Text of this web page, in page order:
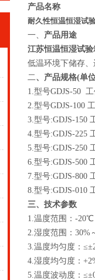
产品名称
耐久性恒温恒湿试
一、 产品用途
江苏恒温恒湿试
低温环境下储存、
二、产品规格(单
1.型号GDJS-50
2.型号GDJS-100
3.型号:GDJS-150
4.型号:GDJS-225
5.型号:GDJS-250
6.型号:GDJS-500
7.型号:GDJS-800
8.型号:GDJS-010
三、技术参数
1.温度范围：-
2.湿度范围：30%
3.温度均匀度：
4.湿度均匀度：
5.温度波动度：